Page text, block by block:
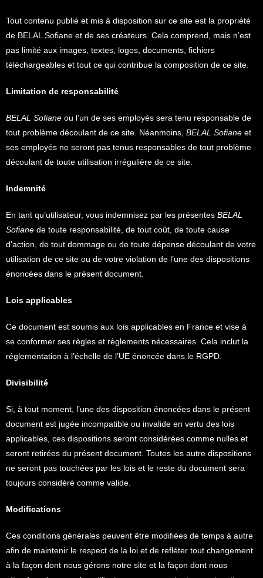
Tout contenu publié et mis à disposition sur ce site est la propriété
de BELAL Sofiane et de ses créateurs. Cela comprend, mais n’est
pas limité aux images, textes, logos, documents, fichiers
téléchargeables et tout ce qui contribue la composition de ce site.
Limitation de responsabilité
BELAL Sofiane ou l’un de ses employés sera tenu responsable de
tout problème découlant de ce site. Néanmoins, BELAL Sofiane et
ses employés ne seront pas tenus responsables de tout problème
découlant de toute utilisation irrégulière de ce site.
Indemnité
En tant qu’utilisateur, vous indemnisez par les présentes BELAL
Sofiane de toute responsabilité, de tout coût, de toute cause
d’action, de tout dommage ou de toute dépense découlant de votre
utilisation de ce site ou de votre violation de l’une des dispositions
énoncées dans le présent document.
Lois applicables
Ce document est soumis aux lois applicables en France et vise à
se conformer ses règles et règlements nécessaires. Cela inclut la
réglementation à l’échelle de l’UE énoncée dans le RGPD.
Divisibilité
Si, à tout moment, l’une des disposition énoncées dans le présent
document est jugée incompatible ou invalide en vertu des lois
applicables, ces dispositions seront considérées comme nulles et
seront retirées du présent document. Toutes les autre dispositions
ne seront pas touchées par les lois et le reste du document sera
toujours considéré comme valide.
Modifications
Ces conditions générales peuvent être modifiées de temps à autre
afin de maintenir le respect de la loi et de refléter tout changement
à la façon dont nous gérons notre site et la façon dont nous